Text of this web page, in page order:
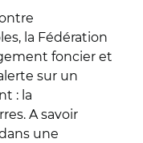
la Fédération
foncier et
sur un
: la
A savoir
une